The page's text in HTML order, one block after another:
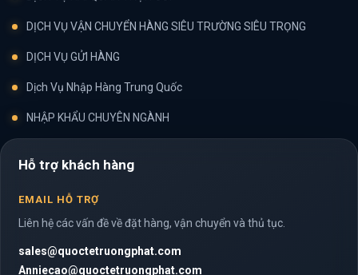
DỊCH VỤ VẬN CHUYỂN HÀNG SIÊU TRƯỜNG SIÊU TRỌNG
DỊCH VỤ GỬI HÀNG
Dịch Vụ Nhập Hàng Trung Quốc
NHẬP KHẨU CHUYÊN NGÀNH
Hỗ trợ khách hàng
EMAIL HỖ TRỢ
Liên hệ các vấn đề về đặt hàng, vận chuyển và thủ tục.
sales@quoctetruongphat.com
Anniecao@quoctetruongphat.com